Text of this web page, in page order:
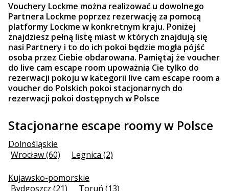
Vouchery Lockme można realizować u dowolnego
Partnera Lockme poprzez rezerwację za pomocą
platformy Lockme w konkretnym kraju. Poniżej
znajdziesz pełną listę miast w których znajdują się
nasi Partnery i to do ich pokoi będzie mogła pójść
osoba przez Ciebie obdarowana. Pamiętaj że voucher
do live cam escape room upoważnia Cie tylko do
rezerwacji pokoju w kategorii live cam escape room a
voucher do Polskich pokoi stacjonarnych do
rezerwacji pokoi dostępnych w Polsce
Stacjonarne escape roomy w Polsce
Dolnośląskie
Wrocław (60)
Legnica (2)
Kujawsko-pomorskie
Bydgoszcz (21)
Toruń (13)